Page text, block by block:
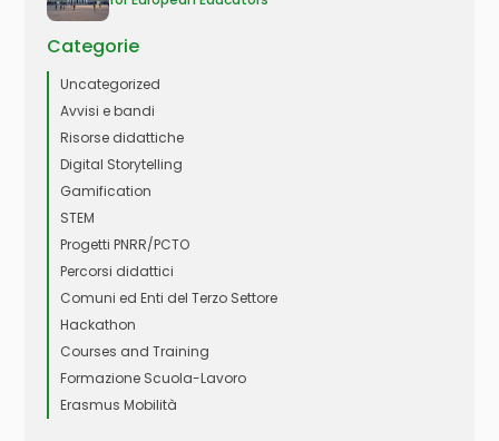
Categorie
Uncategorized
Avvisi e bandi
Risorse didattiche
Digital Storytelling
Gamification
STEM
Progetti PNRR/PCTO
Percorsi didattici
Comuni ed Enti del Terzo Settore
Hackathon
Courses and Training
Formazione Scuola-Lavoro
Erasmus Mobilità